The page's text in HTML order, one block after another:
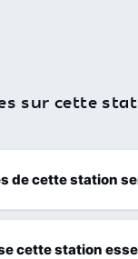
sur cette
de cette station
cette station